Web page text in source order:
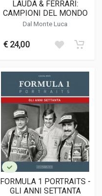
LAUDA & FERRARI:
CAMPIONI DEL MONDO
Dal Monte Luca
€ 24,00
FORMULA 1 PORTRAITS -
GLI ANNI SETTANTA